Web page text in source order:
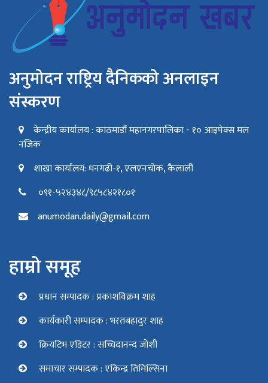
अनुमोदन राष्ट्रिय दैनिकको अनलाइन
संस्करण
केन्द्रीय कार्यालय : काठमाडौं महानगरपालिका - १० आइपेक्स मल
नजिक
शाखा कार्यालय: धनगढी-१, एलएनचोक, कैलाली
०९१-५२४३४८/९८५८४२१८०१
anumodan.daily@gmail.com
हाम्रो समूह
प्रधान सम्पादक : प्रकाशविक्रम शाह
कार्यकारी सम्पादक : भरतबहादुर शाह
क्रियटिभ एडिटर : सच्चिदानन्द जोशी
समाचार सम्पादक : एकिन्द्र तिमिल्सिना